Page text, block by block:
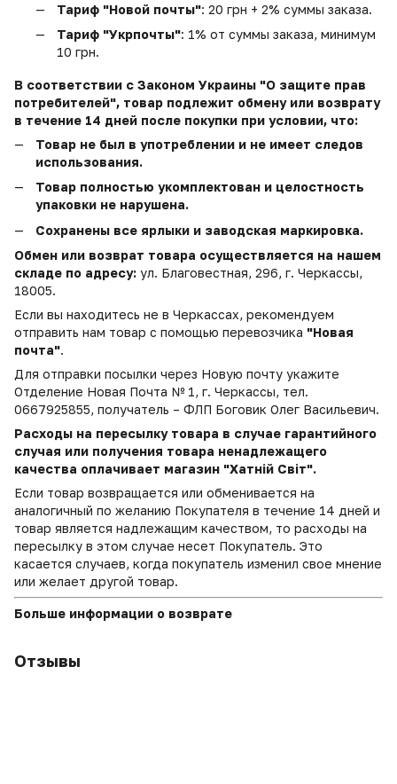
Тариф "Новой почты": 20 грн + 2% суммы заказа.
Тариф "Укрпочты": 1% от суммы заказа, минимум
10 грн.
В соответствии с Законом Украины "О защите прав
потребителей", товар подлежит обмену или возврату
в течение 14 дней после покупки при условии, что:
Товар не был в употреблении и не имеет следов
использования.
Товар полностью укомплектован и целостность
упаковки не нарушена.
Сохранены все ярлыки и заводская маркировка.
Обмен или возврат товара осуществляется на нашем
складе по адресу: ул. Благовестная, 296, г. Черкассы,
18005.
Если вы находитесь не в Черкассах, рекомендуем
отправить нам товар с помощью перевозчика "Новая
почта".
Для отправки посылки через Новую почту укажите
Отделение Новая Почта № 1, г. Черкассы, тел.
0667925855, получатель – ФЛП Боговик Олег Васильевич.
Расходы на пересылку товара в случае гарантийного
случая или получения товара ненадлежащего
качества оплачивает магазин "Хатній Світ".
Если товар возвращается или обменивается на
аналогичный по желанию Покупателя в течение 14 дней и
товар является надлежащим качеством, то расходы на
пересылку в этом случае несет Покупатель. Это
касается случаев, когда покупатель изменил свое мнение
или желает другой товар.
Больше информации о возврате
Отзывы